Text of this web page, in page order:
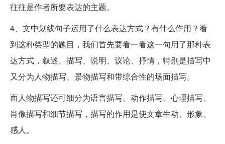
往往是作者所要表达的主题。
4、文中划线句子运用了什么表达方式？有什么作用？看
到这种类型的题目，我们首先要看一看这一句用了那种表
达方式，叙述、描写、说明、议论、抒情，特别是描写中
又分为人物描写、景物描写和带综合性的场面描写。
而人物描写还可细分为语言描写、动作描写、心理描写、
肖像描写和细节描写，描写的作用是使文章生动、形象、
感人。